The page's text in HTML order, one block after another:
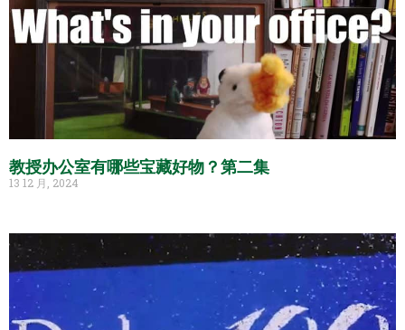
教授办公室有哪些宝藏好物？第二集
13 12 月, 2024